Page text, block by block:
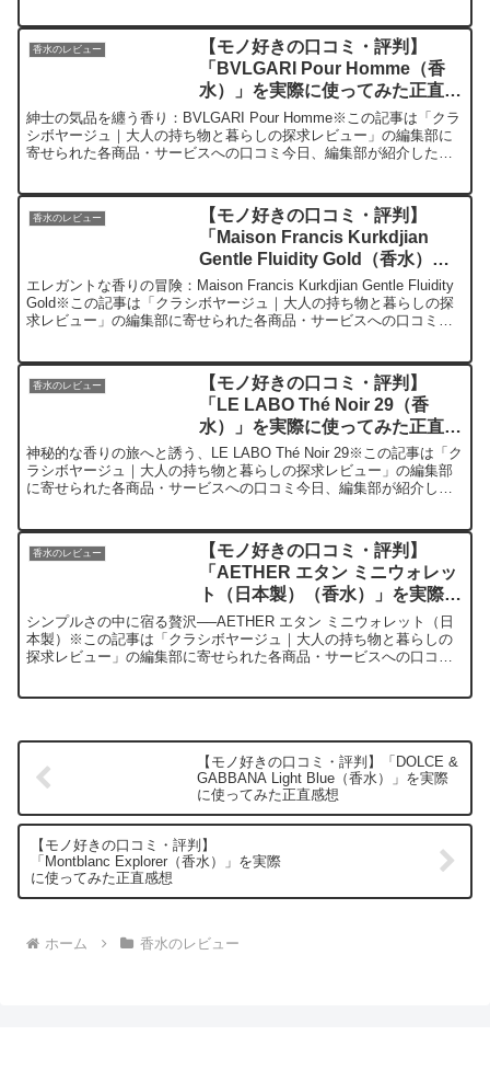
香水のレビュー
【モノ好きの口コミ・評判】
「BVLGARI Pour Homme（香
水）」を実際に使ってみた正直感
想
紳士の気品を纏う香り：BVLGARI Pour Homme※この記事は「クラ
シボヤージュ｜大人の持ち物と暮らしの探求レビュー」の編集部に
寄せられた各商品・サービスへの口コミ今日、編集部が紹介したい
香水のレビュー
【モノ好きの口コミ・評判】
「Maison Francis Kurkdjian
Gentle Fluidity Gold（香水）」
を実際に使ってみた正直感想
エレガントな香りの冒険：Maison Francis Kurkdjian Gentle Fluidity
Gold※この記事は「クラシボヤージュ｜大人の持ち物と暮らしの探
求レビュー」の編集部に寄せられた各商品・サービスへの口コミ今
香水のレビュー
【モノ好きの口コミ・評判】
「LE LABO Thé Noir 29（香
水）」を実際に使ってみた正直感
想
神秘的な香りの旅へと誘う、LE LABO Thé Noir 29※この記事は「ク
ラシボヤージュ｜大人の持ち物と暮らしの探求レビュー」の編集部
に寄せられた各商品・サービスへの口コミ今日、編集部が紹介した
香水のレビュー
【モノ好きの口コミ・評判】
「AETHER エタン ミニウォレッ
ト（日本製）（香水）」を実際に
使ってみた正直感想
シンプルさの中に宿る贅沢──AETHER エタン ミニウォレット（日
本製）※この記事は「クラシボヤージュ｜大人の持ち物と暮らしの
探求レビュー」の編集部に寄せられた各商品・サービスへの口コミ
【モノ好きの口コミ・評判】「DOLCE &
GABBANA Light Blue（香水）」を実際
に使ってみた正直感想
【モノ好きの口コミ・評判】
「Montblanc Explorer（香水）」を実際
に使ってみた正直感想
ホーム 香水のレビュー